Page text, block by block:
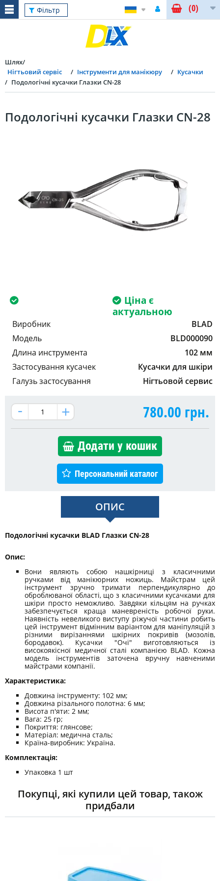
Фільтр (0)
Шлях
Нігтьовий сервіс
Інструменти для манікюру
Кусачки
Подологічні кусачки Глазки CN-28
Подологічні кусачки Глазки CN-28
Ціна є
актуальною
Виробник
BLAD
Модель
BLD000090
Длина инструмента
102 мм
Застосування кусачек
Кусачки для шкіри
Галузь застосування
Нігтьовой сервис
780.00 грн.
Додати у кошик
Персональний каталог
ОПИС
Подологічні кусачки BLAD Глазки CN-28
Опис:
Вони являють собою нашкірниці з класичними
ручками від манікюрних ножиць. Майстрам цей
інструмент зручно тримати перпендикулярно до
оброблюваної області, що з класичними кусачками для
шкіри просто неможливо. Завдяки кільцям на ручках
забезпечується краща маневреність робочої руки.
Наявність невеликого виступу ріжучої частини робить
цей інструмент відмінним варіантом для маніпуляцій з
різними вирізаннями шкірних покривів (мозолів,
бородавок). Кусачки "Очі" виготовляються із
високоякісної медичної сталі компанією BLAD. Кожна
модель інструментів заточена вручну навченими
майстрами компанії.
Характеристика:
Довжина інструменту: 102 мм;
Довжина різального полотна: 6 мм;
Висота п'яти: 2 мм;
Вага: 25 гр;
Покриття: глянсове;
Матеріал: медична сталь;
Країна-виробник: Україна.
Комплектація:
Упаковка 1 шт
Покупці, які купили цей товар, також
придбали